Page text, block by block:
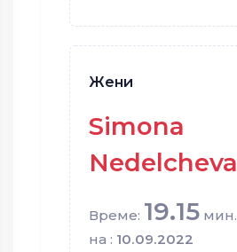
Жени
Simona
Nedelcheva
Време: 19.15 мин.
на : 10.09.2022